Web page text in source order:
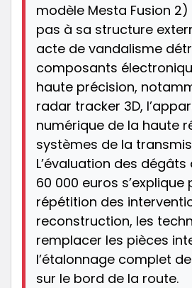
modèle Mesta Fusion
pas à sa structure
acte de vandalisme
composants
haute précision,
radar tracker 3D,
numérique de la haute
systèmes de la
L’évaluation des
60 000 euros s’explique
répétition des
reconstruction, les
remplacer les pièces
l’étalonnage complet
sur le bord de la route.